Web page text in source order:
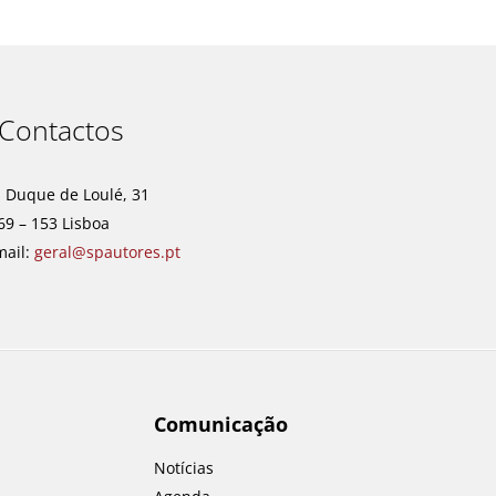
Contactos
Duque de Loulé, 31
– 153 Lisboa
geral@spautores.pt
Comunicação
Notícias